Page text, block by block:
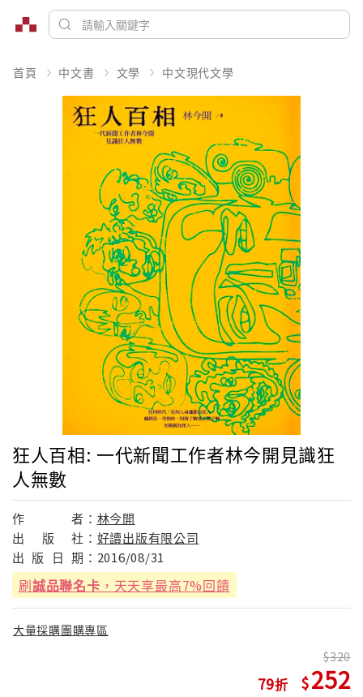
首頁 中文書 文學 中文現代文學
狂人百相: 一代新聞工作者林今開見識狂
人無數
作 者： 林今開
出
版 社： 好讀出版有限公司
出 版 日 期： 2016/08/31
刷誠品聯名卡 ，天天享最高7%回饋
大量採購團購專區
79
320
252